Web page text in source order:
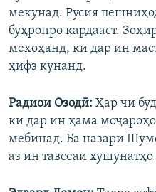
мекунад. Русия
бӯҳронро кардааст.
мехоҳанд, ки дар ин
ҳифз кунанд.
Радиои Озодӣ: Ҳар чи
ки дар ин ҳама
мебинад. Ба назари
аз ин тавсеаи